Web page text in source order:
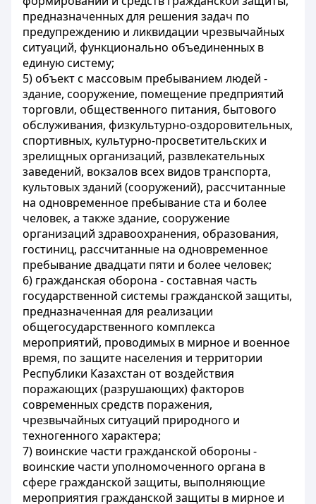
предназначенных для решения задач по
предупреждению и ликвидации чрезвычайных
ситуаций, функционально объединенных в
единую систему;
5) объект с массовым пребыванием людей -
здание, сооружение, помещение предприятий
торговли, общественного питания, бытового
обслуживания, физкультурно-оздоровительных,
спортивных, культурно-просветительских и
зрелищных организаций, развлекательных
заведений, вокзалов всех видов транспорта,
культовых зданий (сооружений), рассчитанные
на одновременное пребывание ста и более
человек, а также здание, сооружение
организаций здравоохранения, образования,
гостиниц, рассчитанные на одновременное
пребывание двадцати пяти и более человек;
6) гражданская оборона - составная часть
государственной системы гражданской защиты,
предназначенная для реализации
общегосударственного комплекса
мероприятий, проводимых в мирное и военное
время, по защите населения и территории
Республики Казахстан от воздействия
поражающих (разрушающих) факторов
современных средств поражения,
чрезвычайных ситуаций природного и
техногенного характера;
7) воинские части гражданской обороны -
воинские части уполномоченного органа в
сфере гражданской защиты, выполняющие
мероприятия гражданской защиты в мирное и